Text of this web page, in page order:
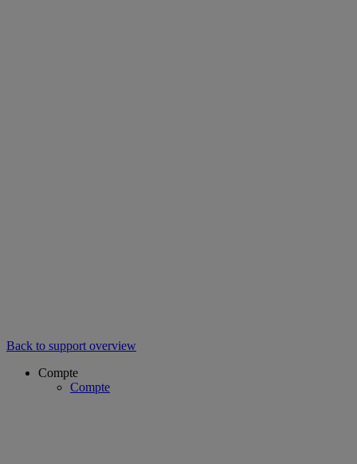
Back to support overview
Compte
Compte